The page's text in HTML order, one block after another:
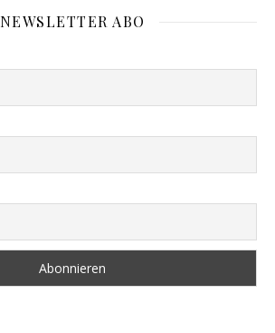
NEWSLETTER ABO